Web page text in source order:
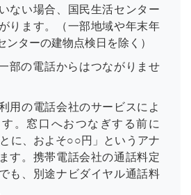
ない場合、国民生活センター
ります。（一部地域や年末年
ンターの建物点検日を除く）
部の電話からはつながりませ
用の電話会社のサービスによ
。窓口へおつなぎする前に
に、およそ○○円」というアナ
す。携帯電話会社の通話料定
も、別途ナビダイヤル通話料